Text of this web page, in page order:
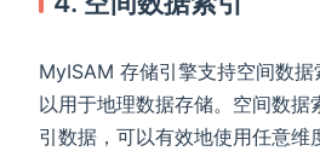
MyISAM 存储引擎支持空间数
以用于地理数据存储。空间数据
引数据，可以有效地使用任意维